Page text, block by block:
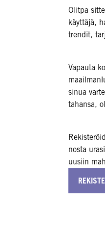
Olitpa
käyttäjä,
trendit,
Vapauta
sinua
tahansa,
nosta
uusiin